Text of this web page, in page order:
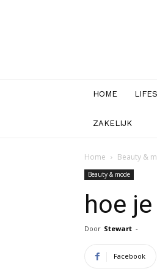
HOME
ZAKELIJK
Home Beauty &
Beauty & mode
hoe
Door Stewart -
Facebook